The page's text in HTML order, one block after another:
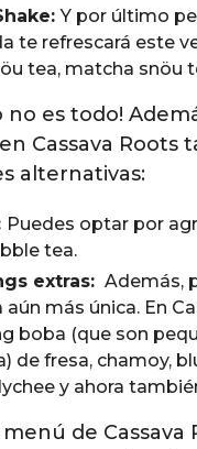
Y por último
te refrescará este
tea, matcha snöu
no es todo!
Cassava
alternativas:
Puedes optar por
tea.
extras: Además,
aún más única. En
boba (que son
de fresa, chamoy,
y ahora
de